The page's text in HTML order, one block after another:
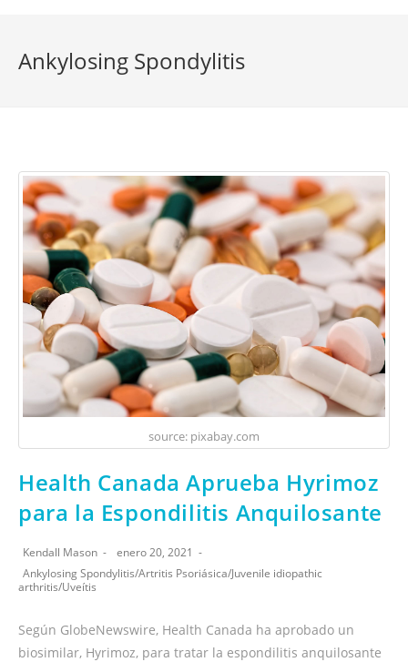
Ankylosing Spondylitis
source: pixabay.com
Health Canada Aprueba Hyrimoz
para la Espondilitis Anquilosante
Kendall Mason
enero 20, 2021
Ankylosing Spondylitis/Artritis Psoriásica/Juvenile idiopathic
arthritis/Uveítis
Según GlobeNewswire, Health Canada ha aprobado un
biosimilar, Hyrimoz, para tratar la espondilitis anquilosante